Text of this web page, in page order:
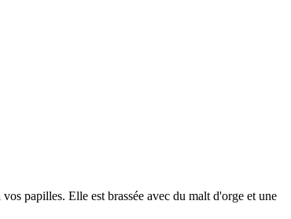
papilles. Elle est brassée avec du malt d'orge et une